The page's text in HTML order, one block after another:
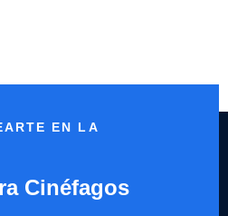
EN LA
Cinéfagos